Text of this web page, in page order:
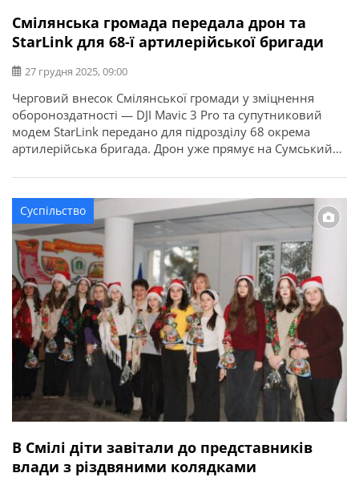
Смілянська громада передала дрон та
StarLink для 68-ї артилерійської бригади
27 грудня 2025, 09:00
Черговий внесок Смілянської громади у зміцнення
обороноздатності — DJI Mavic 3 Pro та супутниковий
модем StarLink передано для підрозділу 68 окрема
артилерійська бригада. Дрон уже прямує на Сумський
Про це повідомляє Смілянська міська рада. Завдяки
спільним зусиллям ще один важливий інструмент
підсилює наших військових там, де це […]
Суспільство
В Смілі діти завітали до представників
влади з різдвяними колядками